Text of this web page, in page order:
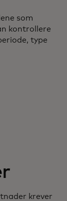
som
kontrollere
type
krever